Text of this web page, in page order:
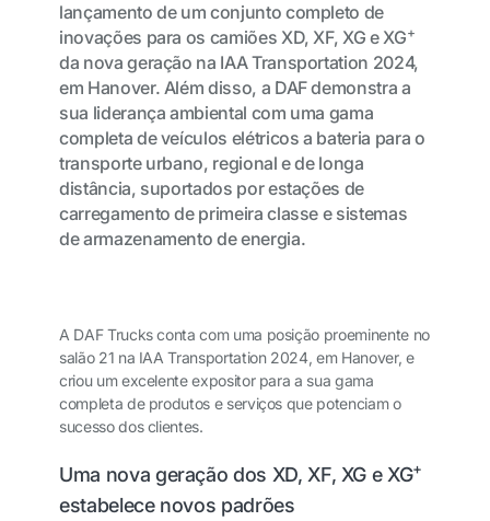
lançamento de um conjunto completo de
inovações para os camiões XD, XF, XG e XG+
da nova geração na IAA Transportation 2024,
em Hanover. Além disso, a DAF demonstra a
sua liderança ambiental com uma gama
completa de veículos elétricos a bateria para o
transporte urbano, regional e de longa
distância, suportados por estações de
carregamento de primeira classe e sistemas
de armazenamento de energia.
A DAF Trucks conta com uma posição proeminente no
salão 21 na IAA Transportation 2024, em Hanover, e
criou um excelente expositor para a sua gama
completa de produtos e serviços que potenciam o
sucesso dos clientes.
Uma nova geração dos XD, XF, XG e XG+
estabelece novos padrões